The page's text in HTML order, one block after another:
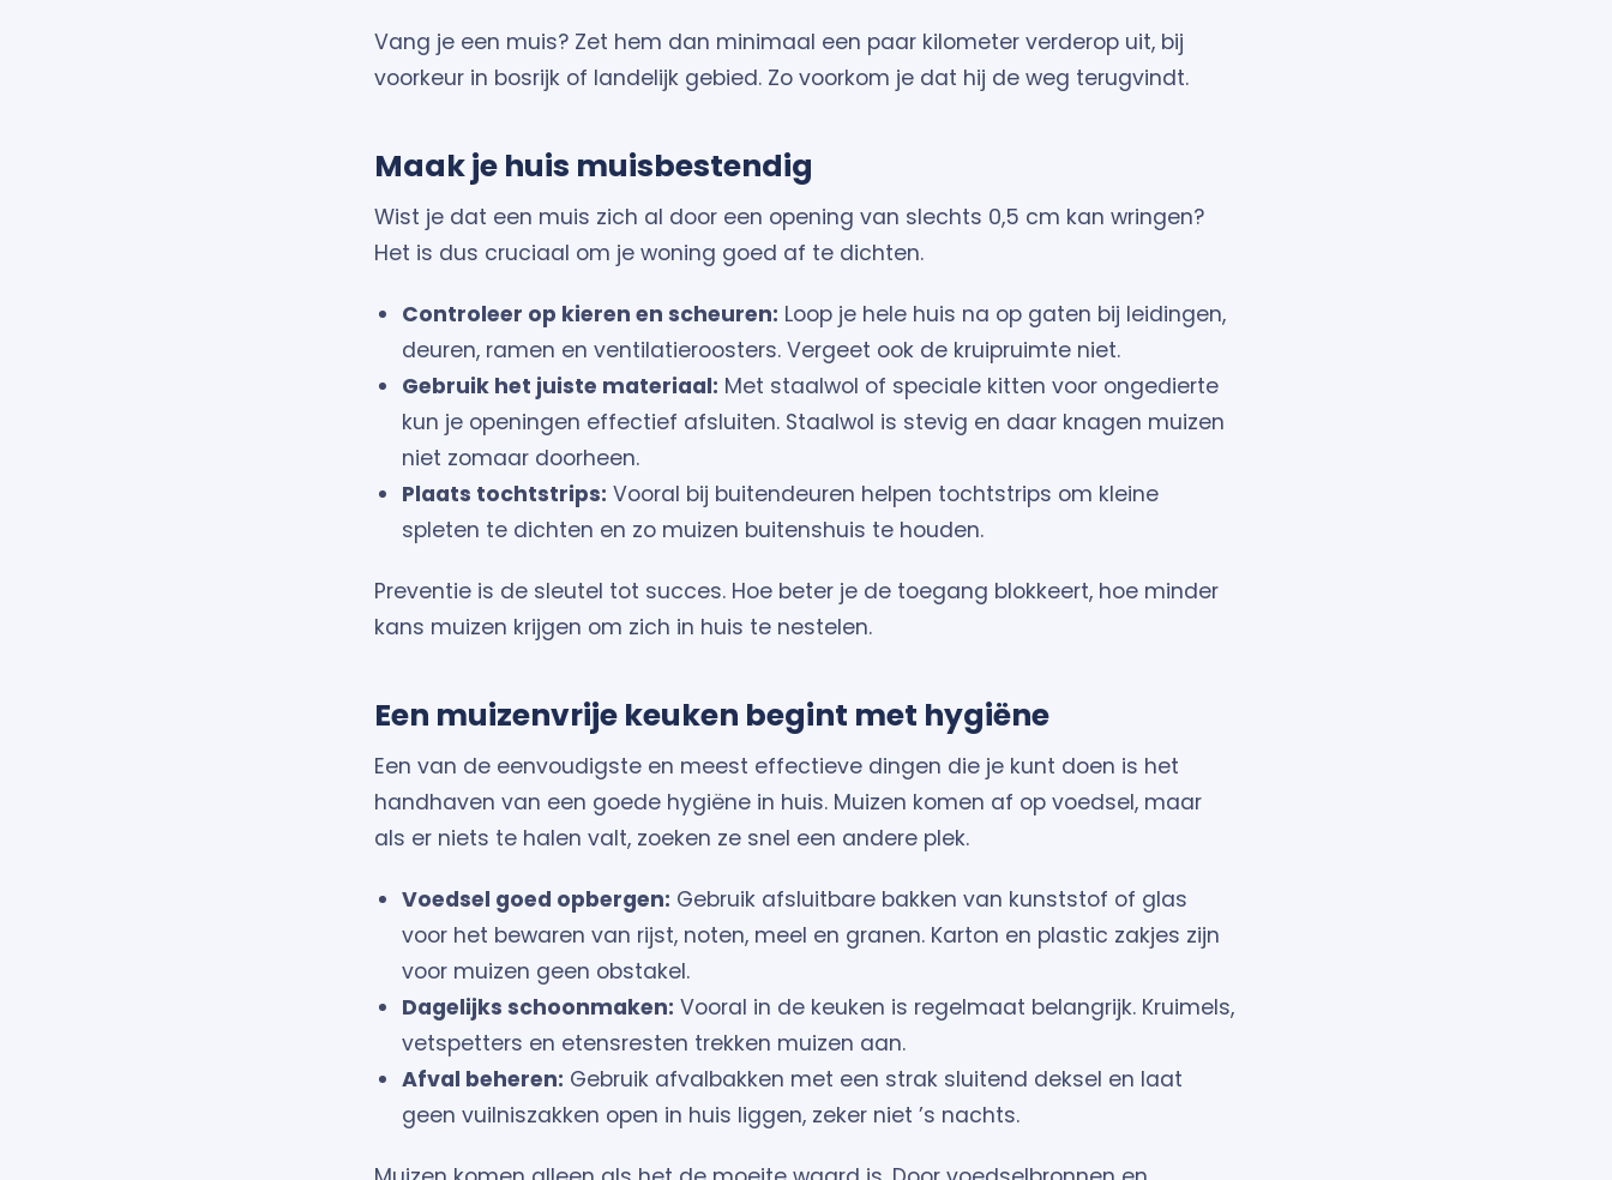
Vang je een muis? Zet hem dan minimaal een paar kilometer verderop uit, bij
voorkeur in bosrijk of landelijk gebied. Zo voorkom je dat hij de weg terugvindt.
Maak je huis muisbestendig
Wist je dat een muis zich al door een opening van slechts 0,5 cm kan wringen?
Het is dus cruciaal om je woning goed af te dichten.
Controleer op kieren en scheuren: Loop je hele huis na op gaten bij leidingen,
deuren, ramen en ventilatieroosters. Vergeet ook de kruipruimte niet.
Gebruik het juiste materiaal: Met staalwol of speciale kitten voor ongedierte
kun je openingen effectief afsluiten. Staalwol is stevig en daar knagen muizen
niet zomaar doorheen.
Plaats tochtstrips: Vooral bij buitendeuren helpen tochtstrips om kleine
spleten te dichten en zo muizen buitenshuis te houden.
Preventie is de sleutel tot succes. Hoe beter je de toegang blokkeert, hoe minder
kans muizen krijgen om zich in huis te nestelen.
Een muizenvrije keuken begint met hygiëne
Een van de eenvoudigste en meest effectieve dingen die je kunt doen is het
handhaven van een goede hygiëne in huis. Muizen komen af op voedsel, maar
als er niets te halen valt, zoeken ze snel een andere plek.
Voedsel goed opbergen: Gebruik afsluitbare bakken van kunststof of glas
voor het bewaren van rijst, noten, meel en granen. Karton en plastic zakjes zijn
voor muizen geen obstakel.
Dagelijks schoonmaken: Vooral in de keuken is regelmaat belangrijk. Kruimels,
vetspetters en etensresten trekken muizen aan.
Afval beheren: Gebruik afvalbakken met een strak sluitend deksel en laat
geen vuilniszakken open in huis liggen, zeker niet ’s nachts.